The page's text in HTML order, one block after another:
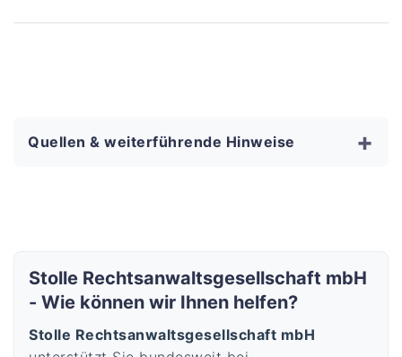
Quellen & weiterführende Hinweise +
Stolle Rechtsanwaltsgesellschaft mbH
- Wie können wir Ihnen helfen?
Stolle Rechtsanwaltsgesellschaft mbH